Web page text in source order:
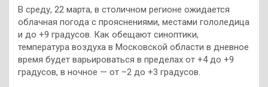
В среду, 22 марта, в столичном регионе ожидается
облачная погода с прояснениями, местами гололедица
и до +9 градусов. Как обещают синоптики,
температура воздуха в Московской области в дневное
время будет варьироваться в пределах от +4 до +9
градусов, в ночное — от –2 до +3 градусов.